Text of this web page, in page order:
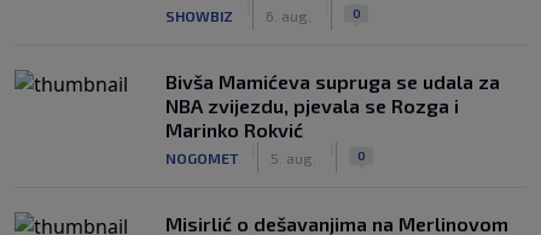
SHOWBIZ 6. aug. 0
Bivša Mamićeva supruga se udala za
NBA zvijezdu, pjevala se Rozga i
Marinko Rokvić
NOGOMET 5. aug. 0
Misirlić o dešavanjima na Merlinovom